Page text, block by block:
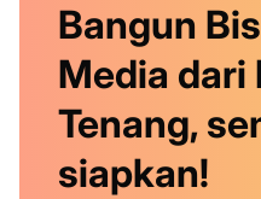
Bangun
Media dari
Tenang,
siapkan!